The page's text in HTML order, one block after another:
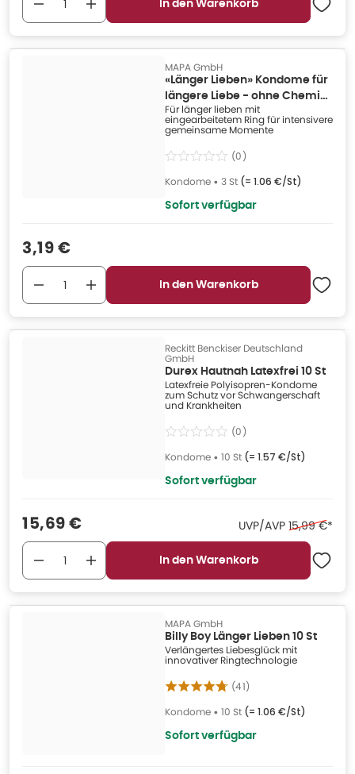
In den Warenkorb
MAPA GmbH
«Länger Lieben» Kondome für
längere Liebe - ohne Chemie
(3 Kondome) 3 St
Für länger lieben mit
eingearbeitetem Ring für intensivere
gemeinsame Momente
(0)
Kondome • 3 St (= 1.06 €/St)
Sofort verfügbar
Verkaufspreis
3,19 €
In den Warenkorb
Reckitt Benckiser Deutschland
GmbH
Durex Hautnah Latexfrei 10 St
Latexfreie Polyisopren-Kondome
zum Schutz vor Schwangerschaft
und Krankheiten
(0)
Kondome • 10 St (= 1.57 €/St)
Sofort verfügbar
Verkaufspreis
15,69 € UVP/AVP Ehemaliger
15,99 €*
In den Warenkorb
MAPA GmbH
Billy Boy Länger Lieben 10 St
Verlängertes Liebesglück mit
innovativer Ringtechnologie
(41)
Kondome • 10 St (= 1.06 €/St)
Sofort verfügbar